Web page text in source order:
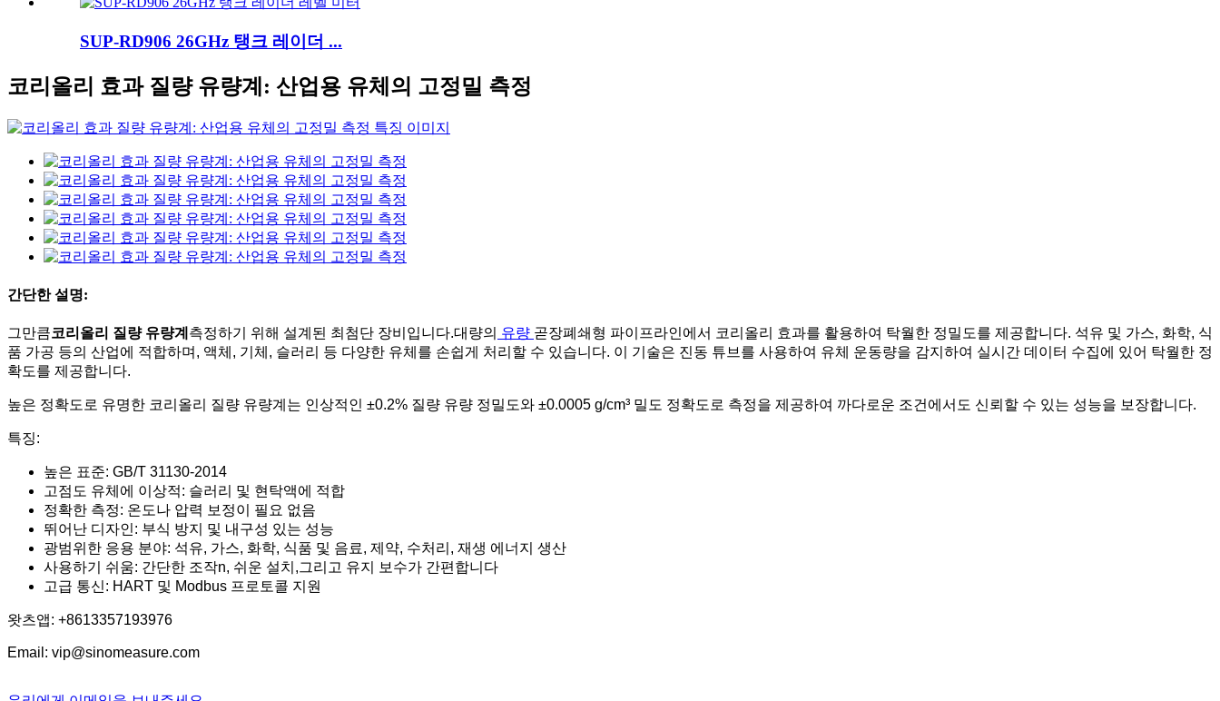
SUP-RD906 26GHz 탱크 레이더 ...
코리올리 효과 질량 유량계: 산업용 유체의 고정밀 측정
간단한 설명:
그만큼코리올리 질량 유량계 측정하기 위해 설계된 최첨단 장비입니다.대량의 유량 곧장폐쇄형 파이프라인에서 코리올리 효과를 활용하여 탁월한 정밀도를 제공합니다. 석유 및 가스, 화학, 식
품 가공 등의 산업에 적합하며, 액체, 기체, 슬러리 등 다양한 유체를 손쉽게 처리할 수 있습니다. 이 기술은 진동 튜브를 사용하여 유체 운동량을 감지하여 실시간 데이터 수집에 있어 탁월한 정
확도를 제공합니다.
높은 정확도로 유명한 코리올리 질량 유량계는 인상적인 ±0.2% 질량 유량 정밀도와 ±0.0005 g/cm³ 밀도 정확도로 측정을 제공하여 까다로운 조건에서도 신뢰할 수 있는 성능을 보장합니다.
특징:
높은 표준: GB/T 31130-2014
고점도 유체에 이상적: 슬러리 및 현탁액에 적합
정확한 측정: 온도나 압력 보정이 필요 없음
뛰어난 디자인: 부식 방지 및 내구성 있는 성능
광범위한 응용 분야: 석유, 가스, 화학, 식품 및 음료, 제약, 수처리, 재생 에너지 생산
사용하기 쉬움: 간단한 조작n, 쉬운 설치 ,그리고 유지 보수가 간편합니다
고급 통신: HART 및 Modbus 프로토콜 지원
왓츠앱: +8613357193976
Email: vip@sinomeasure.com